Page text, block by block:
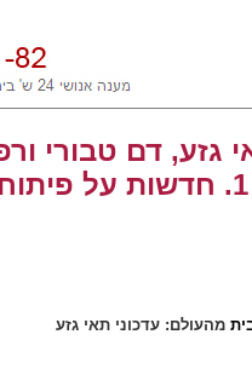
גזע, דם טבורי
רגנרטיבית מהעולם: עדכוני תאי גזע 1.
מהעולם: עדכוני תאי גזע